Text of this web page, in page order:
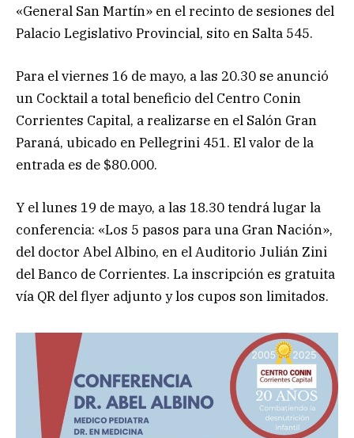
«General San Martín» en el recinto de sesiones del
Palacio Legislativo Provincial, sito en Salta 545.
Para el viernes 16 de mayo, a las 20.30 se anunció
un Cocktail a total beneficio del Centro Conin
Corrientes Capital, a realizarse en el Salón Gran
Paraná, ubicado en Pellegrini 451. El valor de la
entrada es de $80.000.
Y el lunes 19 de mayo, a las 18.30 tendrá lugar la
conferencia: «Los 5 pasos para una Gran Nación»,
del doctor Abel Albino, en el Auditorio Julián Zini
del Banco de Corrientes. La inscripción es gratuita
vía QR del flyer adjunto y los cupos son limitados.